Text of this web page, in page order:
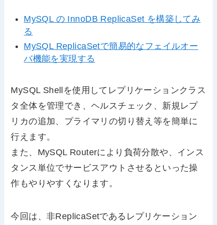
MySQL の InnoDB ReplicaSet を構築してみ
る
MySQL ReplicaSetで簡易的なフェイルオー
バ機能を実現する
MySQL Shellを使用してレプリケーションクラス
タ全体を管理でき、ヘルスチェック、新規レプ
リカの追加、プライマリの切り替え等を簡単に
行えます。
また、MySQL Routerにより負荷分散や、インス
タンス単位でサービスアウトさせるといった操
作もやりやすくなります。
今回は、非ReplicaSetであるレプリケーション